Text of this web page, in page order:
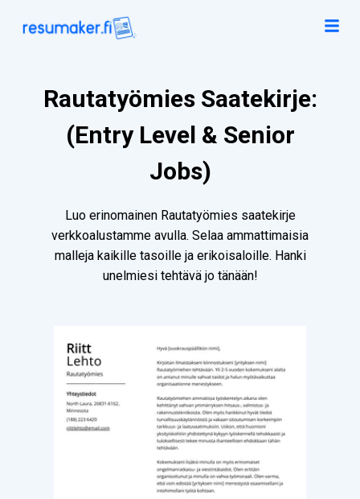
Rautatyömies Saatekirje:
(Entry Level & Senior
Jobs)
Luo erinomainen Rautatyömies saatekirje
verkkoalustamme avulla. Selaa ammattimaisia
malleja kaikille tasoille ja erikoisaloille. Hanki
unelmiesi tehtävä jo tänään!